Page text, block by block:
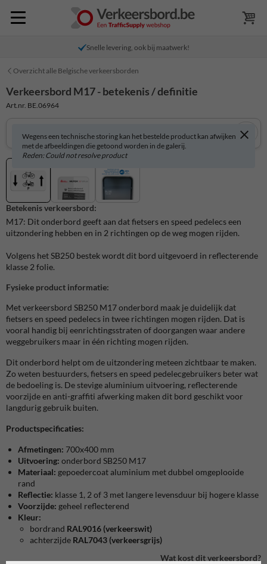
Snelle levering, ook bij maatwerk!
Overzicht alle Belgische verkeersborden
Verkeersbord M17 - betekenis / definitie
Art.nr. BE.06964
Wegens een technische storing kan het bestelde product kan afwijken
met de afbeeldingen die getoond worden in de galerij.
Reden: Could not resolve product
Betekenis verkeersbord:
M17: Dit onderbord geeft aan dat fietsers en speed pedelecs een
uitzondering hebben en in 2 richtingen op de weg mogen rijden.
Volgens het SB250 bestek wordt dit bord uitgevoerd in reflecterende
klasse 2 folie.
Fysieke product informatie:
Met verkeersbord SB250 M17 onderbord maak je duidelijk dat
fietsers en speed pedelecs in twee richtingen mogen rijden. Dat is
vooral handig bij eenrichtingsstraten of doorgangen waar andere
weggebruikers maar in één richting mogen rijden.
Dit onderbord helpt om de uitzondering meteen zichtbaar te maken.
Zo weten bestuurders, fietsers en speed pedelecgebruikers beter wat
de bedoeling is. De stevige aluminium uitvoering, reflecterende
voorzijde en anti-graffiti afwerking maken dit bord geschikt voor
langdurig gebruik buiten.
Productspecificaties:
Afmetingen: 700x400 mm
Uitvoering: onderbord SB250 M17
Materiaal: gepoedercoat aluminium met dubbel omgeplooide
rand
Reflectie: klasse 1, 2 of 3 met langere levensduur bij hogere klasse
Voorzijde: geheel reflecterend
Kleur:
bordrand RAL9016 (verkeerswit)
achterzijde RAL7043 (verkeersgrijs)
Wat kost dit verkeersbord?